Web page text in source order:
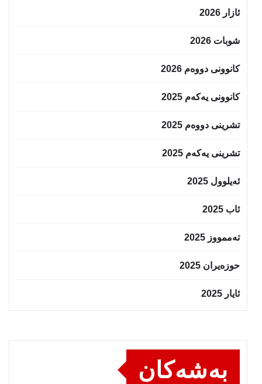
ئازار 2026
شوبات 2026
کانوونی دووەم 2026
کانوونی یەکەم 2025
تشرینی دووەم 2025
تشرینی یەکەم 2025
ئەیلوول 2025
ئاب 2025
تەممووز 2025
حوزه‌یران 2025
ئایار 2025
بەشەکان